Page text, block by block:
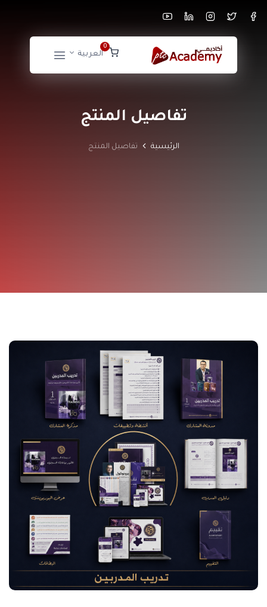
0
العربية
تفاصيل المنتج
الرئيسية تفاصيل المنتج